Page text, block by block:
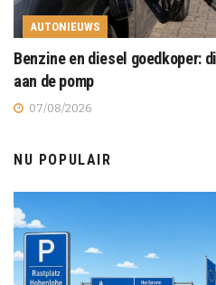
AUTONIEUWS
Benzine en diesel goedkoper:
aan de pomp
07/08/2026
NU POPULAIR